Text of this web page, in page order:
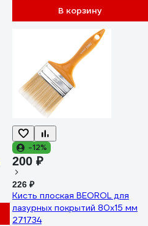
В корзину
-12%
200 ₽
226 ₽
Кисть плоская BEOROL для
лазурных покрытий 80x15 мм
271734